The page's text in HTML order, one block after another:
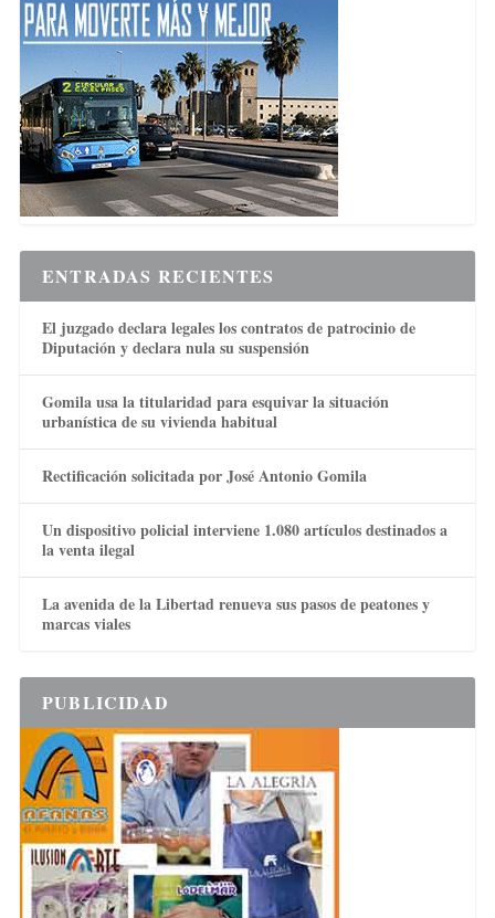
ENTRADAS RECIENTES
El juzgado declara legales los contratos de patrocinio de
Diputación y declara nula su suspensión
Gomila usa la titularidad para esquivar la situación
urbanística de su vivienda habitual
Rectificación solicitada por José Antonio Gomila
Un dispositivo policial interviene 1.080 artículos destinados a
la venta ilegal
La avenida de la Libertad renueva sus pasos de peatones y
marcas viales
PUBLICIDAD